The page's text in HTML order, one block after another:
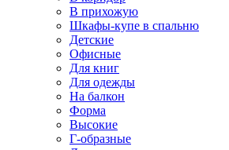
В прихожую
Шкафы-купе в спальню
Детские
Офисные
Для книг
Для одежды
На балкон
Форма
Высокие
Г-образные